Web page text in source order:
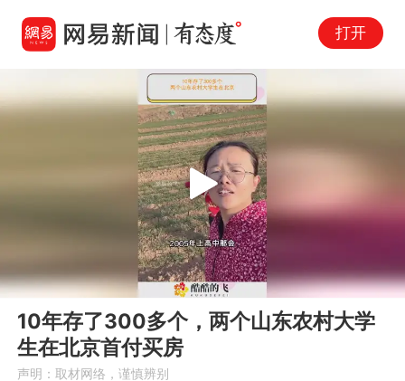
打开
00:00 02:18
Play
10年存了300多个，两个山东农村大学
生在北京​​​首付买房
声明：取材网络，谨慎辨别